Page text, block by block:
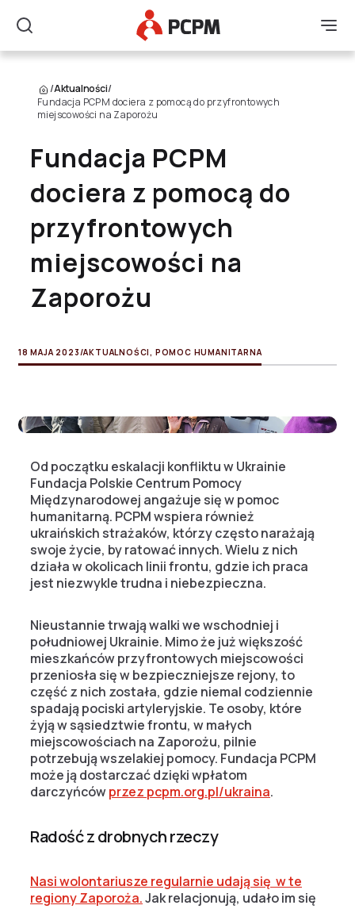
Szukaj
Główne Logo
/Aktualności/
Fundacja PCPM dociera z pomocą do przyfrontowych
miejscowości na Zaporożu
Fundacja PCPM
dociera z pomocą do
przyfrontowych
miejscowości na
Zaporożu
18 MAJA 2023 /AKTUALNOŚCI , POMOC HUMANITARNA
Od początku eskalacji konfliktu w Ukrainie
Fundacja Polskie Centrum Pomocy
Międzynarodowej angażuje się w pomoc
humanitarną. PCPM wspiera również
ukraińskich strażaków, którzy często narażają
swoje życie, by ratować innych. Wielu z nich
działa w okolicach linii frontu, gdzie ich praca
jest niezwykle trudna i niebezpieczna.
Nieustannie trwają walki we wschodniej i
południowej Ukrainie. Mimo że już większość
mieszkańców przyfrontowych miejscowości
przeniosła się w bezpieczniejsze rejony, to
część z nich została, gdzie niemal codziennie
spadają pociski artyleryjskie. Te osoby, które
żyją w sąsiedztwie frontu, w małych
miejscowościach na Zaporożu, pilnie
potrzebują wszelakiej pomocy. Fundacja PCPM
może ją dostarczać dzięki wpłatom
darczyńcówprzez pcpm.org.pl/ukraina.
Radość z drobnych rzeczy
Nasi wolontariusze regularnie udają się w te
regiony Zaporoża.Jak relacjonują, udało im się